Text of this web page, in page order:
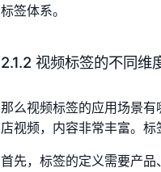
标签体系。
2.1.2 视频标签的不同维
那么视频标签的应用场景
店视频，内容非常丰富。
首先，标签的定义需要产